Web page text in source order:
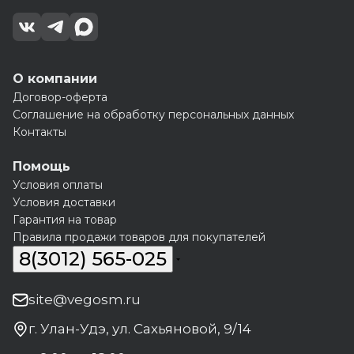
О компании
Договор-оферта
Соглашение на обработку персональных данных
Контакты
Помощь
Условия оплаты
Условия доставки
Гарантия на товар
Правила продажи товаров для покупателей
8(3012) 565-025
site@vegosm.ru
г. Улан-Удэ, ул. Сахьяновой, 9/14